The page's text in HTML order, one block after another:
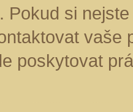
Pokud si
vaše
poskytovat